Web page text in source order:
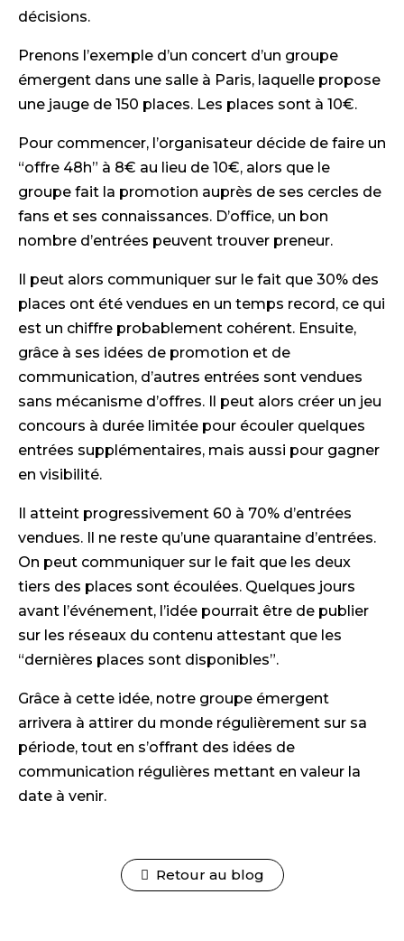
décisions.
Prenons l’exemple d’un concert d’un groupe
émergent dans une salle à Paris, laquelle propose
une jauge de 150 places. Les places sont à 10€.
Pour commencer, l’organisateur décide de faire un
“offre 48h” à 8€ au lieu de 10€, alors que le
groupe fait la promotion auprès de ses cercles de
fans et ses connaissances. D’office, un bon
nombre d’entrées peuvent trouver preneur.
Il peut alors communiquer sur le fait que 30% des
places ont été vendues en un temps record, ce qui
est un chiffre probablement cohérent. Ensuite,
grâce à ses idées de promotion et de
communication, d’autres entrées sont vendues
sans mécanisme d’offres. Il peut alors créer un jeu
concours à durée limitée pour écouler quelques
entrées supplémentaires, mais aussi pour gagner
en visibilité.
Il atteint progressivement 60 à 70% d’entrées
vendues. Il ne reste qu’une quarantaine d’entrées.
On peut communiquer sur le fait que les deux
tiers des places sont écoulées. Quelques jours
avant l’événement, l’idée pourrait être de publier
sur les réseaux du contenu attestant que les
“dernières places sont disponibles”.
Grâce à cette idée, notre groupe émergent
arrivera à attirer du monde régulièrement sur sa
période, tout en s’offrant des idées de
communication régulières mettant en valeur la
date à venir.
Retour au blog